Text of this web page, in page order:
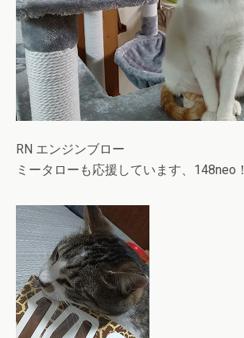
RN エンジンブロー
ミータローも応援しています、148neo！